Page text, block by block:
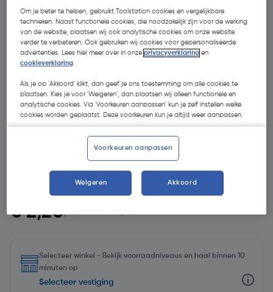
- 60 %
€ 2,20| Excl. btw € 1,82
Selecteer winkel - Bekijk voorraadniveaus en haal binnen 10
minuten op
Selecteer vestiging
Om je beter te helpen, gebruikt Toolstation cookies en vergelijkbare
technieken. Naast functionele cookies, die noodzakelijk zijn voor de werking
van de website, plaatsen wij ook analytische cookies om onze website
verder te verbeteren. Ook gebruiken wij cookies voor gepersonaliseerde
advertenties. Lees hier meer over in onzeprivacyverklaring en
cookieverklaring
Als je op 'Akkoord' klikt, dan geef je ons toestemming om alle cookies te
plaatsen. Kies je voor 'Weigeren', dan plaatsen wij alleen functionele en
analytische cookies. Via 'Voorkeuren aanpassen' kun je zelf instellen welke
cookies worden geplaatst. Deze voorkeuren kun je altijd weer aanpassen.
Voorkeuren aanpassen
Weigeren Akkoord